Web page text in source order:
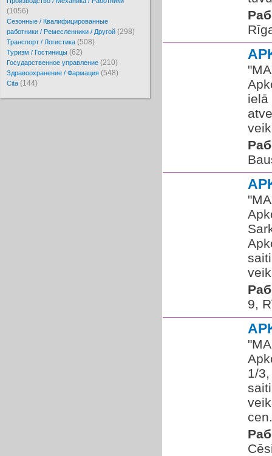
(1056)
Сезонные / Квалифицированные
работники / Ремесленники / Другой (298)
Транспорт / Логистика (508)
Туризм / Гостиницы (62)
Государственное управление (210)
Здравоохранение / Фармация (548)
Cita (144)
ielā
9,
1/